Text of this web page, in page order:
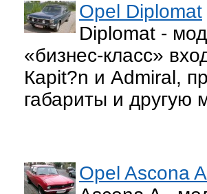
Opel Diplomat
Diplomat -
«бизнес-класс»
Кapit?n и Аdmiral,
габариты и
Opel Ascona A